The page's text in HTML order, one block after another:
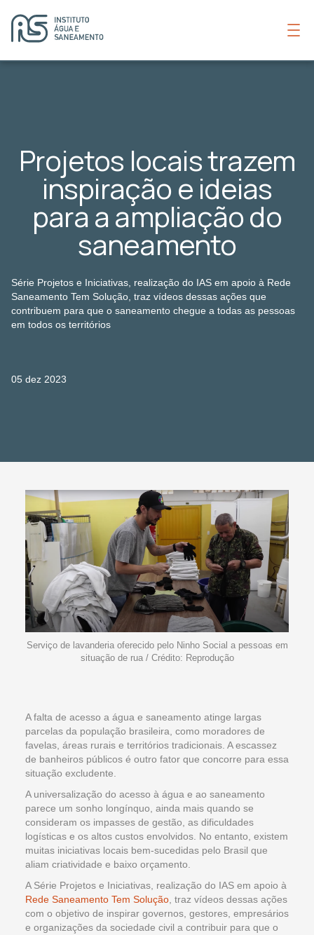
Projetos locais trazem
inspiração e ideias
para a ampliação do
saneamento
Série Projetos e Iniciativas, realização do IAS em apoio à Rede
Saneamento Tem Solução, traz vídeos dessas ações que
contribuem para que o saneamento chegue a todas as pessoas
em todos os territórios
05 dez 2023
Serviço de lavanderia oferecido pelo Ninho Social a pessoas em
situação de rua / Crédito: Reprodução
A falta de acesso a água e saneamento atinge largas
parcelas da população brasileira, como moradores de
favelas, áreas rurais e territórios tradicionais. A escassez
de banheiros públicos é outro fator que concorre para essa
situação excludente.
A universalização do acesso à água e ao saneamento
parece um sonho longínquo, ainda mais quando se
consideram os impasses de gestão, as dificuldades
logísticas e os altos custos envolvidos. No entanto, existem
muitas iniciativas locais bem-sucedidas pelo Brasil que
aliam criatividade e baixo orçamento.
A Série Projetos e Iniciativas, realização do IAS em apoio à
Rede Saneamento Tem Solução, traz vídeos dessas ações
com o objetivo de inspirar governos, gestores, empresários
e organizações da sociedade civil a contribuir para que o